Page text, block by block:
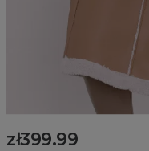
zł399.99